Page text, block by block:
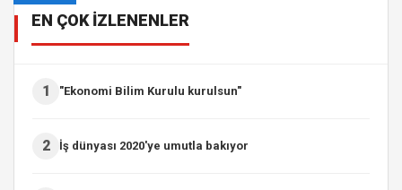
EN ÇOK İZLENENLER
1 "Ekonomi Bilim Kurulu kurulsun"
2 İş dünyası 2020'ye umutla bakıyor